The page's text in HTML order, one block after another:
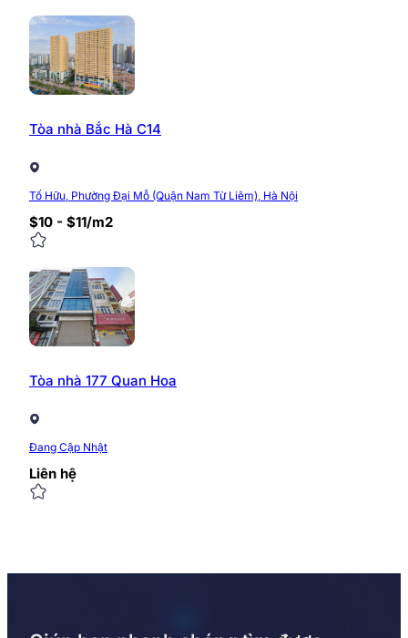
Tòa nhà Bắc Hà C14
Tố Hữu, Phường Đại Mỗ (Quận Nam Từ Liêm), Hà Nội
$10 - $11/m2
Tòa nhà 177 Quan Hoa
Đang Cập Nhật
Liên hệ